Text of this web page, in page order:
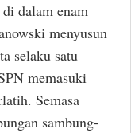
dalam enam
menyusun
selaku satu
memasuki
Semasa
sambung-